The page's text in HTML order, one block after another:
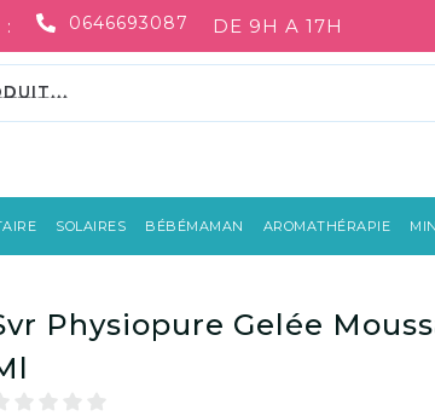
0646693087 DE 9H A 17H
SOLAIRES BÉBÉMAMAN AROMATHÉRAPIE
Physiopure Gelée